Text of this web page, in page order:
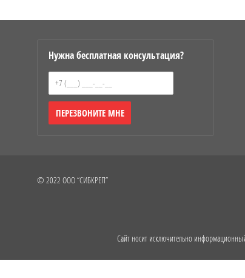
Нужна бесплатная консультация?
ПЕРЕЗВОНИТЕ МНЕ
© 2022 ООО “СИБКРЕП”
Сайт носит исключительно